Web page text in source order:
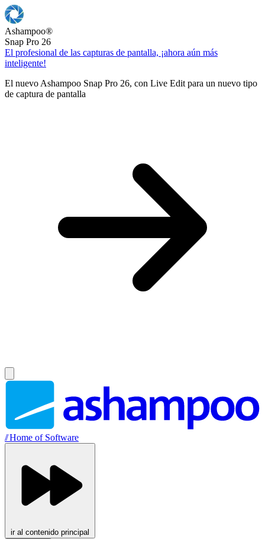
Ashampoo®
Snap Pro 26
El profesional de las capturas de pantalla, ¡ahora aún más
inteligente!
El nuevo Ashampoo Snap Pro 26, con Live Edit para un nuevo tipo
de captura de pantalla
//Home of Software
ir al contenido principal